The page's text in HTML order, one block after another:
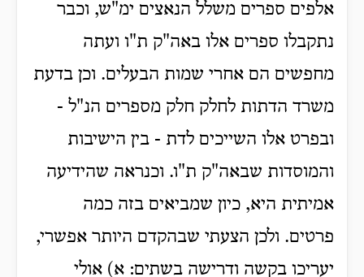
אלפים ספרים משלל הנאצים ימ"ש, וכבר
נתקבלו ספרים אלו באה"ק ת"ו ועתה
מחפשים הם אחרי שמות הבעלים. וכן בדעת
משרד הדתות לחלק חלק מספרים הנ"ל -
ובפרט אלו השייכים לדת - בין הישיבות
והמוסדות שבאה"ק ת"ו. וכנראה שהידיעה
אמיתית היא, כיון שמביאים בזה כמה
פרטים. ולכן הצעתי שבהקדם היותר אפשרי,
יעריכו בקשה ודרישה בשתים: א) אולי